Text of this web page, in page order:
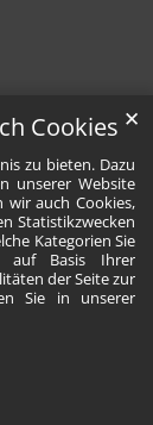
Cookies
zu bieten. Dazu
unserer Website
auch Cookies,
Statistikzwecken
Kategorien Sie
auf Basis Ihrer
der Seite zur
Sie in unserer
✕